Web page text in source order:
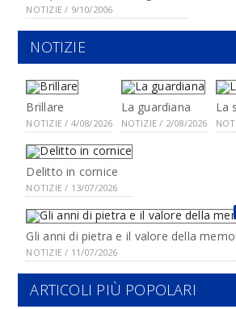
NOTIZIE / 9/10/2006
NOTIZIE
Brillare
NOTIZIE / 4/08/2026
La guardiana
NOTIZIE / 2/08/2026
La
Delitto in cornice
NOTIZIE / 13/07/2026
Gli anni di pietra e il valore della
NOTIZIE / 11/07/2026
ARTICOLI PIÙ POPOLARI